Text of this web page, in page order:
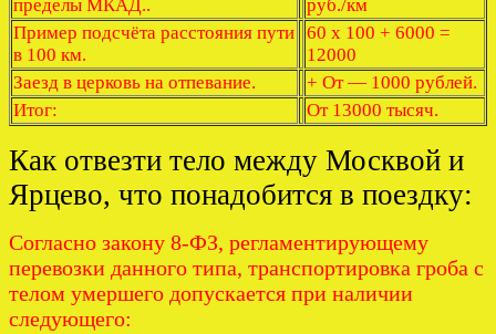
пределы МКАД..
руб./км
Пример подсчёта расстояния пути
в 100 км.
60 x 100 + 6000 =
12000
Заезд в церковь на отпевание.
+ От — 1000 рублей.
Итог:
От 13000 тысяч.
Как отвезти тело между Москвой и
Ярцево, что понадобится в поездку:
Согласно закону 8-ФЗ, регламентирующему
перевозки данного типа, транспортировка гроба с
телом умершего допускается при наличии
следующего: